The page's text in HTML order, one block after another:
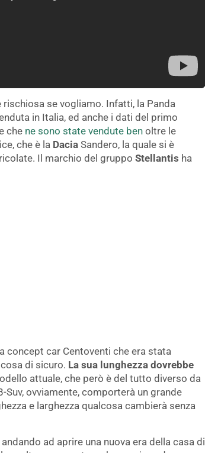
rischiosa se vogliamo. Infatti, la Panda
in Italia, ed anche i dati del primo
che ne sono state vendute ben oltre le
che è la Dacia Sandero, la quale si è
Il marchio del gruppo Stellantis ha
concept car Centoventi che era stata
di sicuro. La sua lunghezza dovrebbe
attuale, che però è del tutto diverso da
ovviamente, comporterà un grande
e larghezza qualcosa cambierà senza
ad aprire una nuova era della casa di